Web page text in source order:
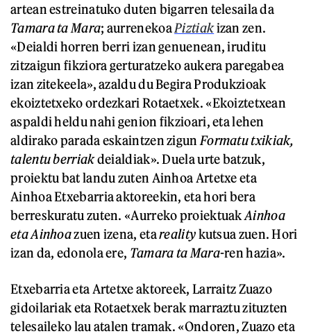
artean estreinatuko duten bigarren telesaila da
Tamara ta Mara; aurrenekoaPiztiakizan zen.
«Deialdi horren berri izan genuenean, iruditu
zitzaigun fikziora gerturatzeko aukera paregabea
izan zitekeela», azaldu du Begira Produkzioak
ekoiztetxeko ordezkari Rotaetxek. «Ekoiztetxean
aspaldi heldu nahi genion fikzioari, eta lehen
aldirako parada eskaintzen zigun Formatu txikiak,
talentu berriakdeialdiak». Duela urte batzuk,
proiektu bat landu zuten Ainhoa Artetxe eta
Ainhoa Etxebarria aktoreekin, eta hori bera
berreskuratu zuten. «Aurreko proiektuakAinhoa
eta Ainhoazuen izena, etarealitykutsua zuen. Hori
izan da, edonola ere, Tamara ta Mara-ren hazia».
Etxebarria eta Artetxe aktoreek, Larraitz Zuazo
gidoilariak eta Rotaetxek berak marraztu zituzten
telesaileko lau atalen tramak. «Ondoren, Zuazo eta